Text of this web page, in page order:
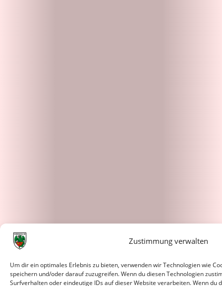
Zustimmung verwalten
Um dir ein optimales Erlebnis zu bieten, verwenden wir Technologien wie
speichern und/oder darauf zuzugreifen. Wenn du diesen Technologien
Surfverhalten oder eindeutige IDs auf dieser Website verarbeiten. Wenn du